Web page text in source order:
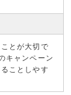
とが大切で
キャンペーン
ことしやす